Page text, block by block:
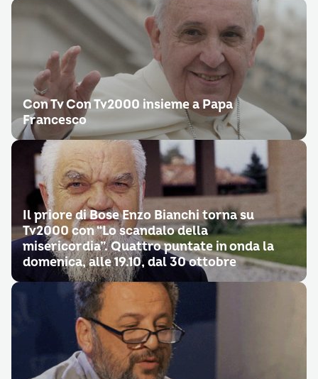
Con Tv Con Tv2000 insieme a Papa
Francesco
Il priore di Bose Enzo Bianchi torna su
Tv2000 con “Lo scandalo della
misericordia”. Quattro puntate in onda la
domenica, alle 19.10, dal 30 ottobre